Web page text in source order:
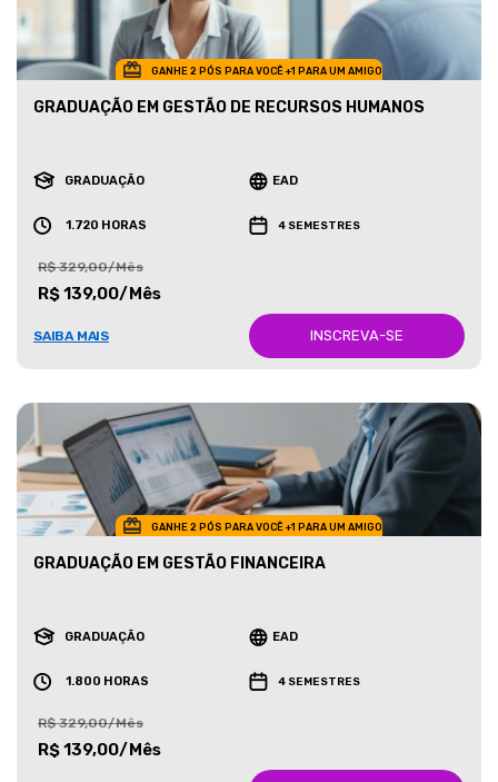
GANHE 2 PÓS PARA VOCÊ +1 PARA UM AMIGO
GRADUAÇÃO EM GESTÃO DE RECURSOS HUMANOS
GRADUAÇÃO EAD
1.720 HORAS 4 SEMESTRES
R$ 329,00/Mês
R$ 139,00/Mês
SAIBA MAIS INSCREVA-SE
GANHE 2 PÓS PARA VOCÊ +1 PARA UM AMIGO
GRADUAÇÃO EM GESTÃO FINANCEIRA
GRADUAÇÃO EAD
1.800 HORAS 4 SEMESTRES
R$ 329,00/Mês
R$ 139,00/Mês